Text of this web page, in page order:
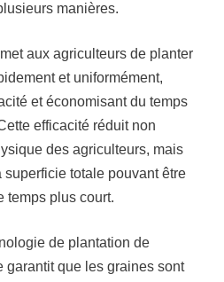
manières.
aux agriculteurs de planter
et uniformément,
et économisant du temps
efficacité réduit non
des agriculteurs, mais
totale pouvant être
temps plus court.
de plantation de
garantit que les graines sont